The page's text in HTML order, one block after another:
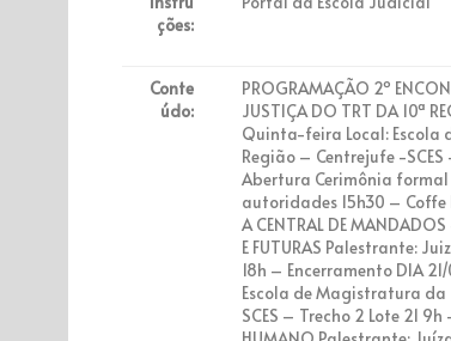
ções:
Conte
údo:
PROGRAMAÇÃO 2º
JUSTIÇA DO TRT DA 10ª
Quinta-feira Local: Escola
Região – Centrejufe -SCES
Abertura Cerimônia
autoridades 15h30 – Coffe
A CENTRAL DE MANDADOS
E FUTURAS Palestrante:
18h – Encerramento DIA
Escola de Magistratura da
SCES – Trecho 2 Lote 21 9h